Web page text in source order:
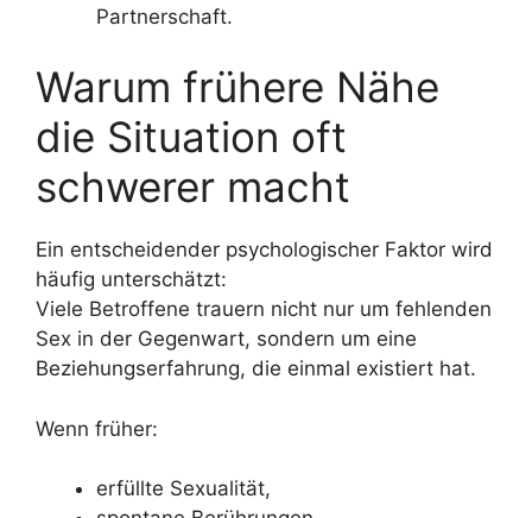
Partnerschaft.
Warum frühere Nähe
die Situation oft
schwerer macht
Ein entscheidender psychologischer Faktor wird
häufig unterschätzt:
Viele Betroffene trauern nicht nur um fehlenden
Sex in der Gegenwart, sondern um eine
Beziehungserfahrung, die einmal existiert hat.
Wenn früher:
erfüllte Sexualität,